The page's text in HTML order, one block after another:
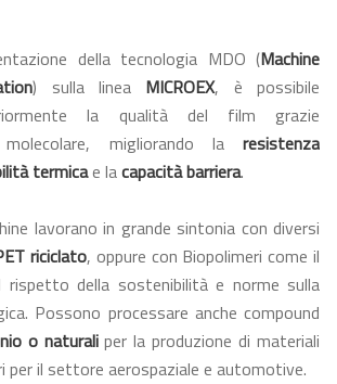
della tecnologia MDO (Machine
) sulla linea MICROEX, è possibile
la qualità del film grazie
molecolare, migliorando la resistenza
termicae lacapacità barriera.
lavorano in grande sintonia con diversi
riciclato, oppure con Biopolimeri come il
della sostenibilità e norme sulla
Possono processare anche compound
o naturaliper la produzione di materiali
per il settore aerospaziale e automotive.